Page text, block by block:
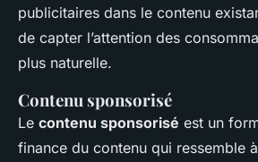
publicitaires dans le contenu
de capter l’attention des
plus naturelle.
Contenu sponsorisé
Le contenu sponsorisé est un
finance du contenu qui ressemble